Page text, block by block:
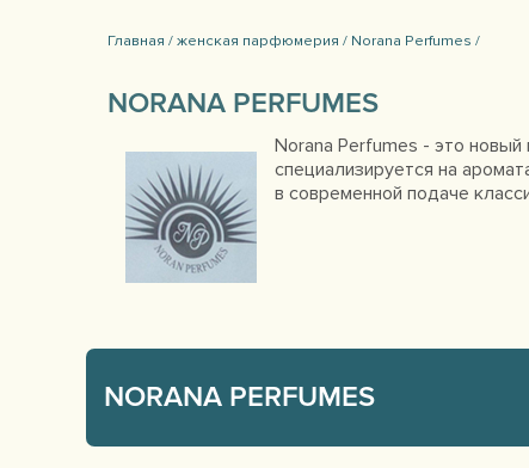
Главная /женская парфюмерия / Norana Perfumes /
NORANA PERFUMES
Norana Perfumes - это
специализируется на
в современной подаче
NORANA PERFUMES